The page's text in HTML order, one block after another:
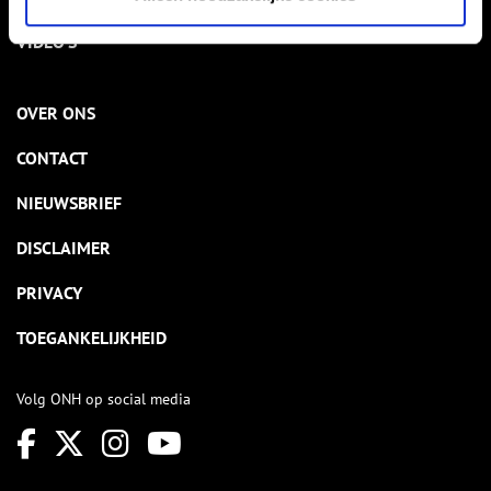
VIDEO’S
OVER ONS
CONTACT
NIEUWSBRIEF
DISCLAIMER
PRIVACY
TOEGANKELIJKHEID
Volg ONH op social media